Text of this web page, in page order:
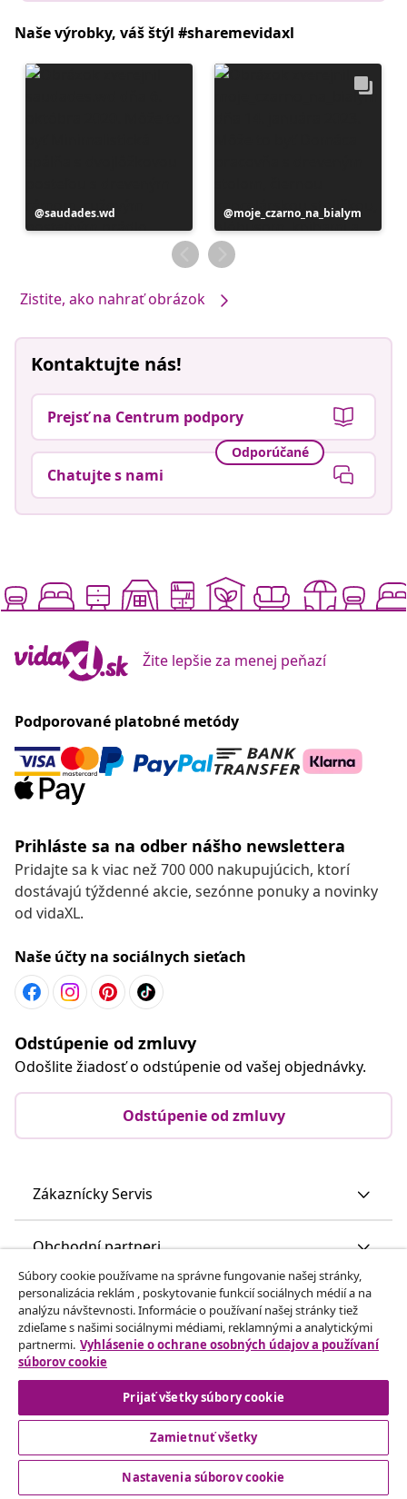
Naše výrobky, váš štýl #sharemevidaxl
Príspevok
zverejnil
saudades.wd
Príspevok
zverejnil
moje_czarno_na_bialym
Zistite, ako nahrať obrázok
Kontaktujte nás!
Prejsť na Centrum podpory
Odporúčané
Chatujte s nami
Žite lepšie za menej peňazí
Podporované platobné metódy
Prihláste sa na odber nášho newslettera
Pridajte sa k viac než 700 000 nakupujúcich, ktorí
dostávajú týždenné akcie, sezónne ponuky a novinky
od vidaXL.
Naše účty na sociálnych sieťach
Odstúpenie od zmluvy
Odošlite žiadosť o odstúpenie od vašej objednávky.
Odstúpenie od zmluvy
Zákaznícky Servis
Obchodní partneri
vidaXL
Nájdite viac
Súbory cookie používame na správne fungovanie našej stránky,
personalizácia reklám , poskytovanie funkcií sociálnych médií a na
analýzu návštevnosti. Informácie o používaní našej stránky tiež
zdieľame s našimi sociálnymi médiami, reklamnými a analytickými
partnermi. Vyhlásenie o ochrane osobných údajov a používaní
súborov cookie
Prijať všetky súbory cookie
Zamietnuť všetky
Nastavenia súborov cookie